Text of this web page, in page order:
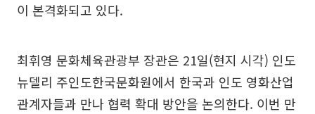
이 본격화되고 있다.
최휘영 문화체육관광부 장관은 21일(현지 시각) 인도
뉴델리 주인도한국문화원에서 한국과 인도 영화산업
관계자들과 만나 협력 확대 방안을 논의한다. 이번 만